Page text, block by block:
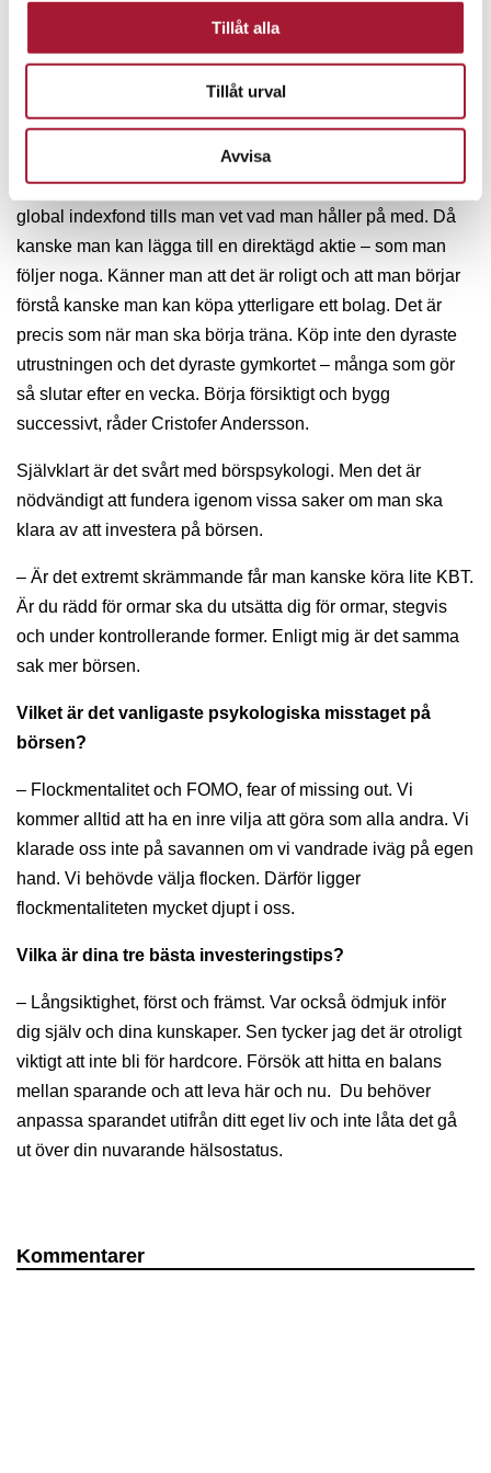
Tillåt alla
Tillåt urval
Avvisa
bolagen i första hand, inte aktiekurserna..
Cristofer är också tydlig med att en ung person också ska
– Man kommer långt med att spara tio procent genom hela
livet. Och standardsvaret är naturligtvis en svensk och en
global indexfond tills man vet vad man håller på med. Då
kanske man kan lägga till en direktägd aktie – som man
följer noga. Känner man att det är roligt och att man börjar
förstå kanske man kan köpa ytterligare ett bolag. Det är
precis som när man ska börja träna. Köp inte den dyraste
utrustningen och det dyraste gymkortet – många som gör
så slutar efter en vecka. Börja försiktigt och bygg
successivt, råder Cristofer Andersson.
Självklart är det svårt med börspsykologi. Men det är
nödvändigt att fundera igenom vissa saker om man ska
klara av att investera på börsen.
– Är det extremt skrämmande får man kanske köra lite KBT.
Är du rädd för ormar ska du utsätta dig för ormar, stegvis
och under kontrollerande former. Enligt mig är det samma
sak mer börsen.
Vilket är det vanligaste psykologiska misstaget på
börsen?
– Flockmentalitet och FOMO, fear of missing out. Vi
kommer alltid att ha en inre vilja att göra som alla andra. Vi
klarade oss inte på savannen om vi vandrade iväg på egen
hand. Vi behövde välja flocken. Därför ligger
flockmentaliteten mycket djupt i oss.
Vilka är dina tre bästa investeringstips?
– Långsiktighet, först och främst. Var också ödmjuk inför
dig själv och dina kunskaper. Sen tycker jag det är otroligt
viktigt att inte bli för hardcore. Försök att hitta en balans
mellan sparande och att leva här och nu. Du behöver
anpassa sparandet utifrån ditt eget liv och inte låta det gå
ut över din nuvarande hälsostatus.
Kommentarer